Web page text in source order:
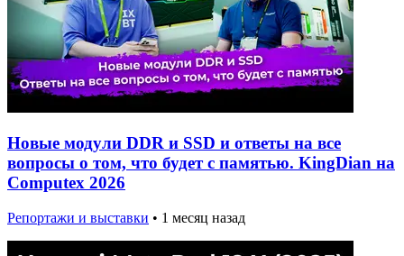
Новые модули DDR и SSD и ответы на все
вопросы о том, что будет с памятью. KingDian на
Computex 2026
Репортажи и выставки • 1 месяц назад